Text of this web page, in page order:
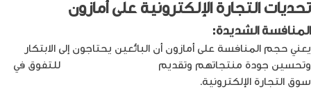
تحديات التجارة الإلكترونية على أمازون
المنافسة الشديدة:
يعني حجم المنافسة على أمازون أن البائعين يحتاجون إلى الابتكار
وتحسين جودة منتجاتهم وتقديم
للتفوق في
سوق التجارة الإلكترونية.